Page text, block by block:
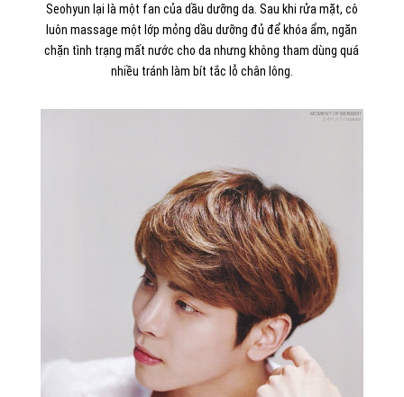
Seohyun lại là một fan của dầu dưỡng da. Sau khi rửa mặt, cô
luôn massage một lớp mỏng dầu dưỡng đủ để khóa ẩm, ngăn
chặn tình trạng mất nước cho da nhưng không tham dùng quá
nhiều tránh làm bít tắc lỗ chân lông.